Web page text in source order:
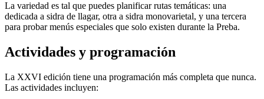
La variedad es tal que puedes planificar rutas temáticas: una
dedicada a sidra de llagar, otra a sidra monovarietal, y una tercera
para probar menús especiales que solo existen durante la Preba.
Actividades y programación
La XXVI edición tiene una programación más completa que nunca.
Las actividades incluyen: